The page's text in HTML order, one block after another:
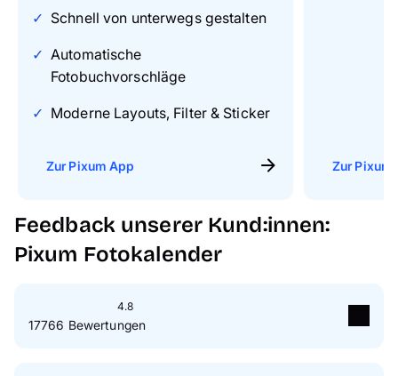
Schnell von unterwegs gestalten
Automatische
Fotobuchvorschläge
Moderne Layouts, Filter & Sticker
Zur Pixum App Zur Pixum
Feedback unserer Kund:innen:
Pixum Fotokalender
4.8
17766 Bewertungen